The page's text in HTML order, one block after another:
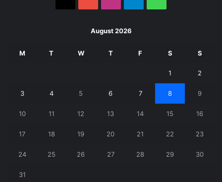
August 2026
M T W T F S S
1 2
3 4 5 6 7 8 9
10 11 12 13 14 15 16
17 18 19 20 21 22 23
24 25 26 27 28 29 30
31